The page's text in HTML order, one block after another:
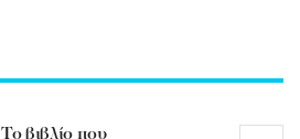
Το βιβλίο που